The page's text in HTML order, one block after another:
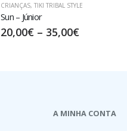
CRIANÇAS
Sê tu Próprio – Júnior
17,50€ – 32,50€
A MINHA CONTA